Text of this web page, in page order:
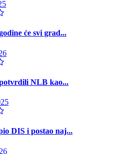
će svi grad...
NLB kao...
DIS i postao naj...